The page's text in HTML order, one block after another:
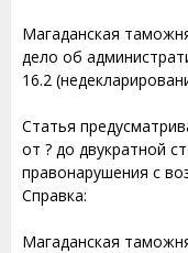
Магаданская
дело об
16.2
Статья
от ? до двукратной
правонарушения с
Справка:
Магаданская